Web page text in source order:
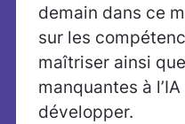
demain dans ce
sur les
maîtriser ainsi
manquantes à
développer.